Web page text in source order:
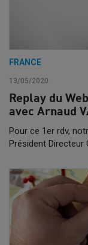
FRANCE
13/05/2020
Replay du
avec Arnaud
Pour ce 1er rdv,
Président Directeur